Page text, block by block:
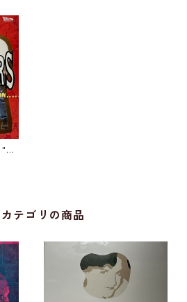
テゴリの商品